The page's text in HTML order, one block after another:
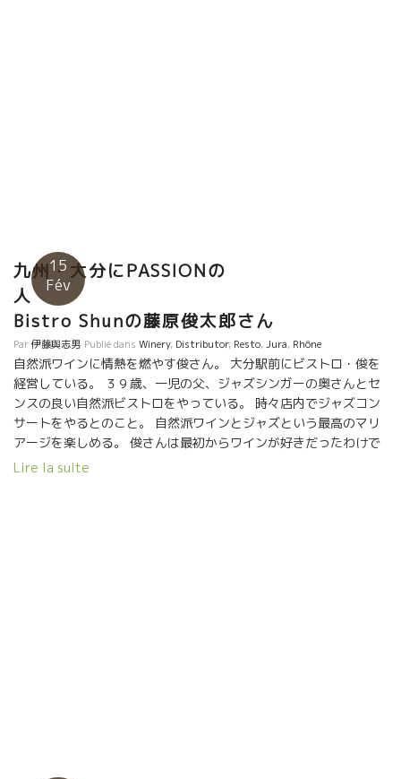
15
Fév
九州・大分にPASSIONの
人
Bistro Shunの藤原俊太郎さん
Par伊藤與志男 Publié dans Winery, Distributor, Resto,Jura, Rhône
自然派ワインに情熱を燃やす俊さん。 大分駅前にビストロ・俊を
経営している。 ３９歳、一児の父、ジャズシンガーの奥さんとセ
ンスの良い自然派ビストロをやっている。 時々店内でジャズコン
サートをやるとのこと。 自然派ワインとジャズという最高のマリ
アージを楽しめる。 俊さんは最初からワインが好きだったわけで
はない。ワインを飲めなかった。 ワインが自分には合わないと思
Lire la suite